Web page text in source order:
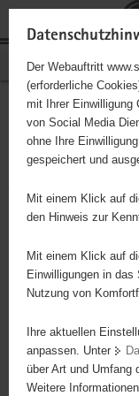
P
Portalübergreifende
Navigation
Hauptinhalt
Zählt zu den
Grundsätze des
Universalität und
Der Webauftritt
(erforderliche
mit Ihrer Einwilligung
von Social Media
ohne Ihre
gespeichert und
Mit einem Klick auf
den Hinweis zur
Mit einem Klick auf
Einwilligungen in
Nutzung von
Ihre aktuellen
anpassen. Unter
über Art und Umfang
Weitere